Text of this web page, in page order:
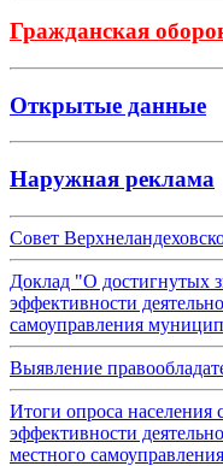
Гражданская
Открытые данные
Наружная реклама
Совет
Доклад "О достигнутых
эффективности
самоуправления
Выявление
Итоги опроса
эффективности
местного самоуправления